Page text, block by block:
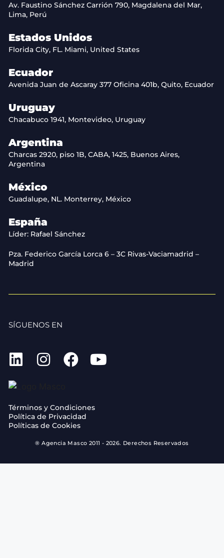
Av. Faustino Sánchez Carrión 790, Magdalena del Mar,
Lima, Perú
Estados Unidos
Florida City, FL. Miami, United States
Ecuador
Avenida Juan de Ascaray 377 Oficina 401b, Quito, Ecuador
Uruguay
Chacabuco 1941, Montevideo, Uruguay
Argentina
Charcas 2920, piso 1B, CABA, 1425, Buenos Aires,
Argentina
México
Guadalupe, NL. Monterrey, México
España
Líder: Rafael Sánchez
Pza. Federico García Lorca 6 – 3C Rivas-Vaciamadrid –
Madrid
SÍGUENOS EN
Términos y Condiciones
Política de Privacidad
Políticas de Cookies
® Agencia Masco 2011 - 2026. Derechos Reservados